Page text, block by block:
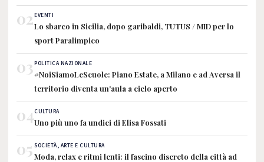
02EVENTI
Lo sbarco in Sicilia, dopo garibaldi, TUTUS / MID per lo
sport Paralimpico
03POLITICA NAZIONALE
#NoiSiamoLeScuole: Piano Estate, a Milano e ad Aversa il
territorio diventa un'aula a cielo aperto
04CULTURA
Uno più uno fa undici di Elisa Fossati
05 SOCIETÀ, ARTE E CULTURA
Moda, relax e ritmi lenti: il fascino discreto della città ad